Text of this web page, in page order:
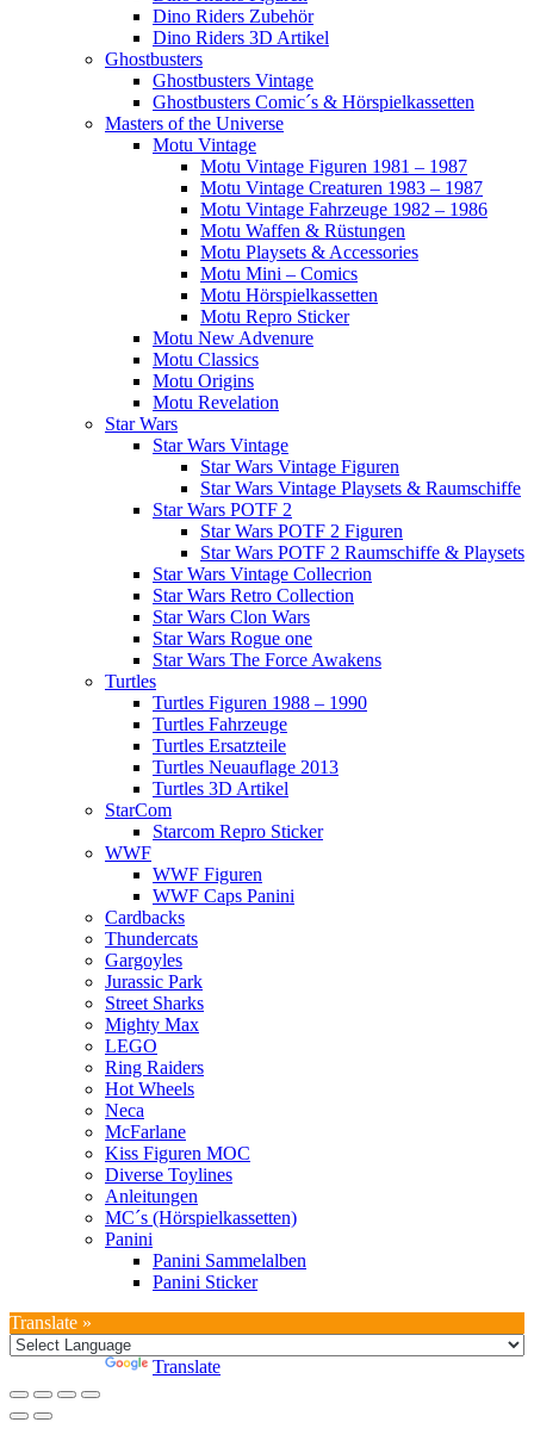
Dino Riders Zubehör
Dino Riders 3D Artikel
Ghostbusters
Ghostbusters Vintage
Ghostbusters Comic´s & Hörspielkassetten
Masters of the Universe
Motu Vintage
Motu Vintage Figuren 1981 – 1987
Motu Vintage Creaturen 1983 – 1987
Motu Vintage Fahrzeuge 1982 – 1986
Motu Waffen & Rüstungen
Motu Playsets & Accessories
Motu Mini – Comics
Motu Hörspielkassetten
Motu Repro Sticker
Motu New Advenure
Motu Classics
Motu Origins
Motu Revelation
Star Wars
Star Wars Vintage
Star Wars Vintage Figuren
Star Wars Vintage Playsets & Raumschiffe
Star Wars POTF 2
Star Wars POTF 2 Figuren
Star Wars POTF 2 Raumschiffe & Playsets
Star Wars Vintage Collecrion
Star Wars Retro Collection
Star Wars Clon Wars
Star Wars Rogue one
Star Wars The Force Awakens
Turtles
Turtles Figuren 1988 – 1990
Turtles Fahrzeuge
Turtles Ersatzteile
Turtles Neuauflage 2013
Turtles 3D Artikel
StarCom
Starcom Repro Sticker
WWF
WWF Figuren
WWF Caps Panini
Cardbacks
Thundercats
Gargoyles
Jurassic Park
Street Sharks
Mighty Max
LEGO
Ring Raiders
Hot Wheels
Neca
McFarlane
Kiss Figuren MOC
Diverse Toylines
Anleitungen
MC´s (Hörspielkassetten)
Panini
Panini Sammelalben
Panini Sticker
Translate »
Translate